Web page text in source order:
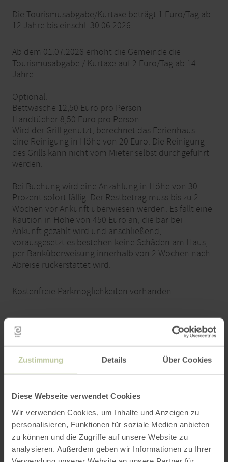
Zustimmung Details Über Cookies
Diese Webseite verwendet Cookies
Wir verwenden Cookies, um Inhalte und Anzeigen zu
personalisieren, Funktionen für soziale Medien anbieten
zu können und die Zugriffe auf unsere Website zu
analysieren. Außerdem geben wir Informationen zu Ihrer
Die Tourismusabgabe/Kurtaxe beträgt 1 Euro/Tag ab
12 Jahre bis einschl. 30.06.2026.
Ab dem 01.07.2026 erhöht die Gemeinde die
Tourismusabgabe / Kurtaxe auf 2 Euro/Tag ab 14
Jahre.
Optional:
Bettwäsche 12,50 Euro pro Person
Handtücher 8,50 Euro pro Person
Wird der Grill genutzt, berechnet das Ferienhaus
eine Reinigung in Höhe von 20 Euro. Die Reinigung
des Grills kann nicht vom Mieter selbst durchgeführt
werden.
Bei Buchung wird eine Anzahlung in Höhe von 30
Prozent sofort fällig. Der Restbetrag muss bis zu 2
Wochen vor Ankunft überwiesen werden. Es fällt eine
Kaution in Höhe von 450 Euro an, die bar bei
Ankunft gezahlt wird und anschließend,
vorausgesetzt es bestehen keine Schäden am Haus,
per Banküberweisung innerhalb von 2 Wochen nach
Abreise rückerstattet wird.
Kostenfreie Parkmöglichkeiten vorhanden
Buchung
Anreise
Buchung
Wann möchten Sie in der Unterkunft »La Maison im